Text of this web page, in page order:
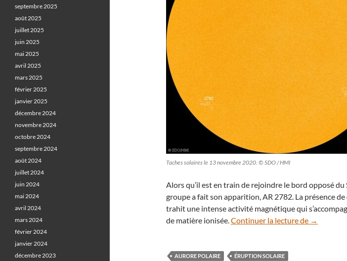
Taches solaires le 13 novembre 2020. © SDO / HMI
Alors qu’il est en train de rejoindre le bord opposé du
groupe a fait son apparition, AR 2782. La présence de
trahit une intense activité magnétique qui
de matière ionisée.Continuer la lecture de L’activité
→
AURORE POLAIRE ÉRUPTION SOLAIRE
septembre 2025
août 2025
juillet 2025
juin 2025
mai 2025
avril 2025
mars 2025
février 2025
janvier 2025
décembre 2024
novembre 2024
octobre 2024
septembre 2024
août 2024
juillet 2024
juin 2024
mai 2024
avril 2024
mars 2024
février 2024
janvier 2024
décembre 2023